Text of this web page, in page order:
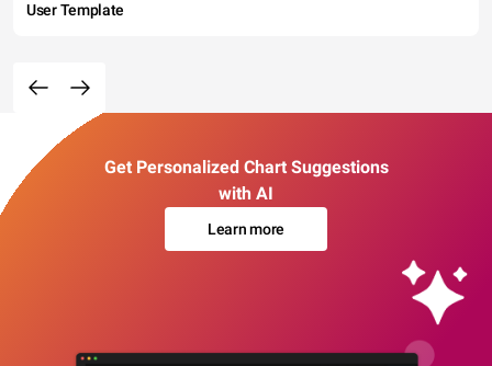
User Template
Get Personalized Chart Suggestions
with AI
Learn more